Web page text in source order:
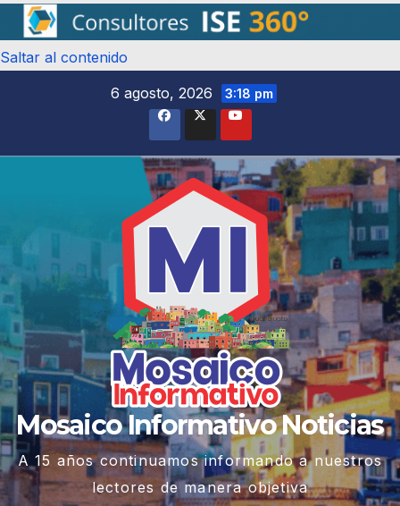
Saltar al contenido
6 agosto, 2026
3:18 pm
Mosaico Informativo Noticias
A 15 años continuamos informando a nuestros
lectores de manera objetiva